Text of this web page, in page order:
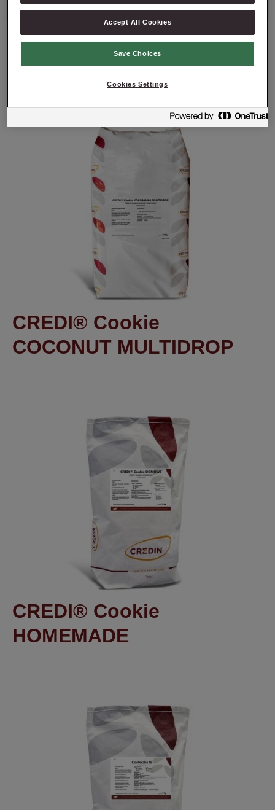
Zielone curry/Green curry
PRODUKTY
CREDI® Cookie
COCONUT MULTIDROP
CREDI® Cookie
HOMEMADE
Accept All Cookies
Save Choices
Cookies Settings